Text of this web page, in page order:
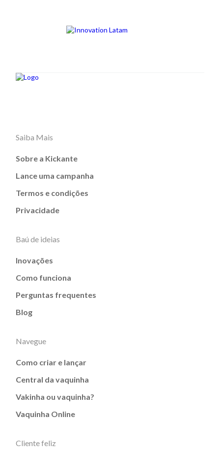
Saiba Mais
Sobre a Kickante
Lance uma campanha
Termos e condições
Privacidade
Baú de ideias
Inovações
Como funciona
Perguntas frequentes
Blog
Navegue
Como criar e lançar
Central da vaquinha
Vakinha ou vaquinha?
Vaquinha Online
Cliente feliz